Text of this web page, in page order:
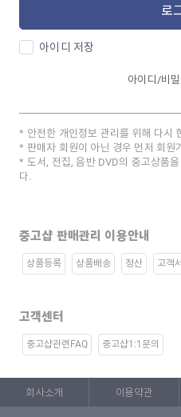
로
아이디 저장
아이디/비밀
안전한 개인정보 관리를 위해 다시
판매자 회원이 아닌 경우 먼저 회원
도서, 전집, 음반 DVD의 중고상품
다.
중고샵 판매관리 이용안내
상품등록 상품배송 정산 고객
고객센터
중고샵관련FAQ 중고샵1:1문의
회사소개 이용약관